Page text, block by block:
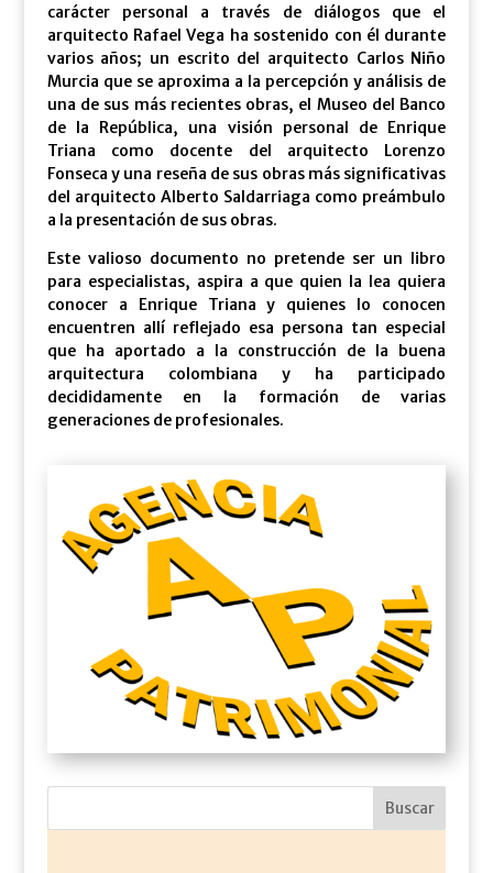
carácter personal a través de diálogos que el
arquitecto Rafael Vega ha sostenido con él durante
varios años; un escrito del arquitecto Carlos Niño
Murcia que se aproxima a la percepción y análisis de
una de sus más recientes obras, el Museo del Banco
de la República, una visión personal de Enrique
Triana como docente del arquitecto Lorenzo
Fonseca y una reseña de sus obras más significativas
del arquitecto Alberto Saldarriaga como preámbulo
a la presentación de sus obras.
Este valioso documento no pretende ser un libro
para especialistas, aspira a que quien la lea quiera
conocer a Enrique Triana y quienes lo conocen
encuentren allí reflejado esa persona tan especial
que ha aportado a la construcción de la buena
arquitectura colombiana y ha participado
decididamente en la formación de varias
generaciones de profesionales.